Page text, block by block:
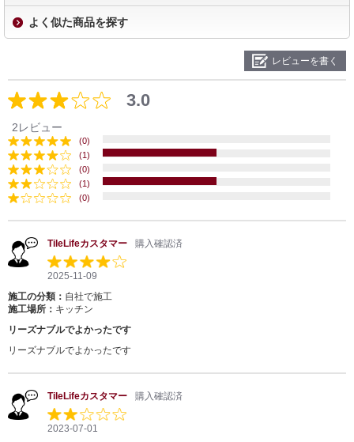
よく似た商品を探す
レビューを書く
3.0
2レビュー
(0)
(1)
(0)
(1)
(0)
TileLifeカスタマー 購入確認済
2025-11-09
施工の分類： 自社で施工
施工場所： キッチン
リーズナブルでよかったです
リーズナブルでよかったです
TileLifeカスタマー 購入確認済
2023-07-01